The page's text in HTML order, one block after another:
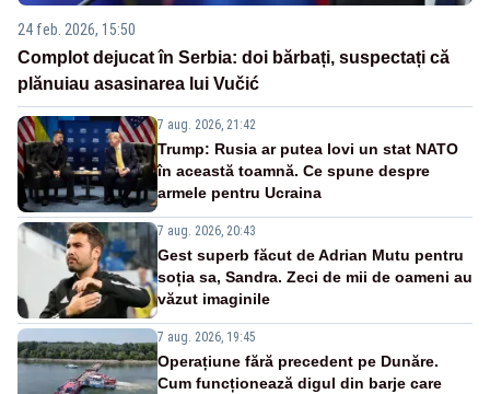
24 feb. 2026, 15:50
Complot dejucat în Serbia: doi bărbați, suspectați că
plănuiau asasinarea lui Vučić
7 aug. 2026, 21:42
Trump: Rusia ar putea lovi un stat NATO
în această toamnă. Ce spune despre
armele pentru Ucraina
7 aug. 2026, 20:43
Gest superb făcut de Adrian Mutu pentru
soția sa, Sandra. Zeci de mii de oameni au
văzut imaginile
7 aug. 2026, 19:45
Operațiune fără precedent pe Dunăre.
Cum funcționează digul din barje care